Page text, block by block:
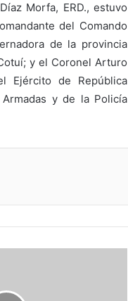
Morfa, ERD., estuvo
del Comando
de la provincia
y el Coronel Arturo
Ejército de República
y de la Policía